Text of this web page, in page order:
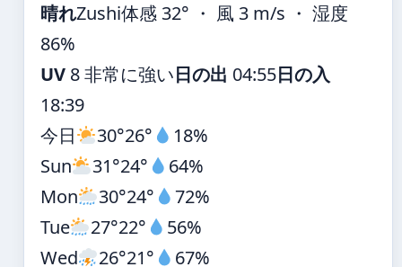
晴れZushi体感 32° ・ 風 3 m/s ・ 湿度
86%
UV 8 非常に強い日の出 04:55日の入
18:39
今日
30°26°
18%
Sun
31°24°
64%
Mon
30°24°
72%
Tue
27°22°
56%
Wed
26°21°
67%